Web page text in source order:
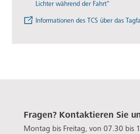
Lichter während der Fahrt“
Informationen des TCS über das
Fragen? Kontaktieren Sie
Montag bis Freitag, von 07.30 bis